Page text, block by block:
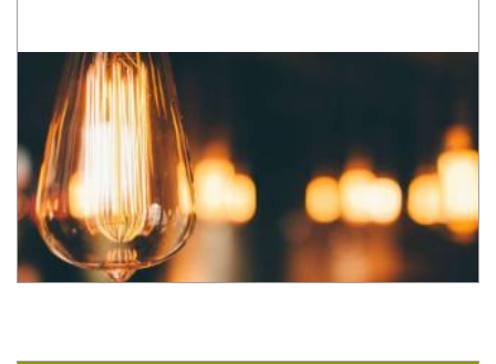
31•MAR•2022
Conoce la programación, horarios, barrios y
localidades que tendrán cortes de luz este viernes 1
de abril en Bogotá.